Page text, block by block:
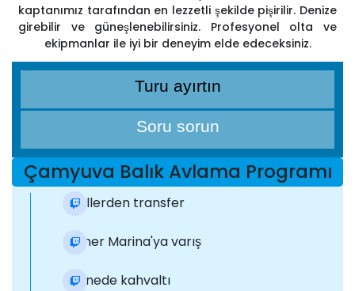
kaptanımız tarafından en lezzetli şekilde pişirilir. Denize
girebilir ve güneşlenebilirsiniz. Profesyonel olta ve
ekipmanlar ile iyi bir deneyim elde edeceksiniz.
Turu ayırtın
Soru sorun
Çamyuva Balık Avlama Programı
Otellerden transfer
Kemer Marina'ya varış
Teknede kahvaltı